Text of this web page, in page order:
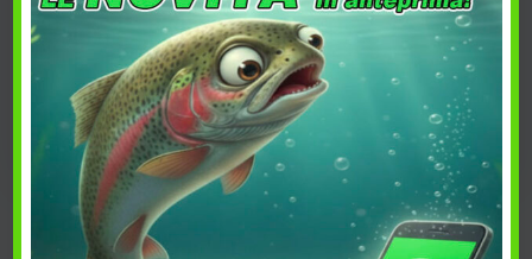
9,90€
Guarda
PREFERITI
Brass
Guarda
PREFERITI